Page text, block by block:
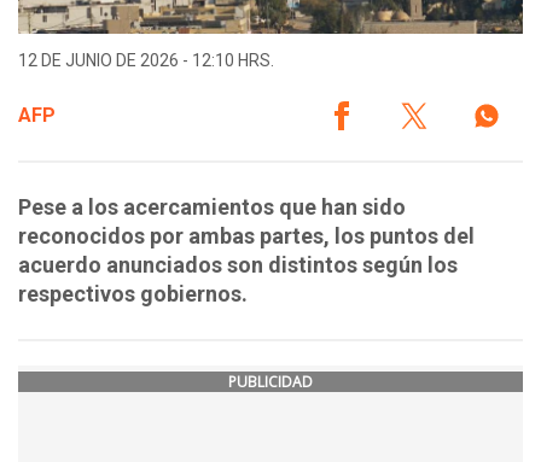
12 DE JUNIO DE 2026 - 12:10 HRS.
AFP
Pese a los acercamientos que han sido
reconocidos por ambas partes, los puntos del
acuerdo anunciados son distintos según los
respectivos gobiernos.
PUBLICIDAD